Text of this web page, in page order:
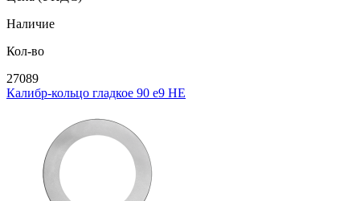
Наличие
Кол-во
27089
Калибр-кольцо гладкое 90 e9 НЕ